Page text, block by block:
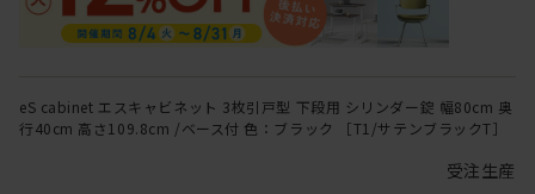
eS cabinet エスキャビネット 3枚引戸型 下段用 シリンダー錠 幅80cm 奥
行40cm 高さ109.8cm /ベース付 色：ブラック ［T1/サテンブラックT］
受注生産